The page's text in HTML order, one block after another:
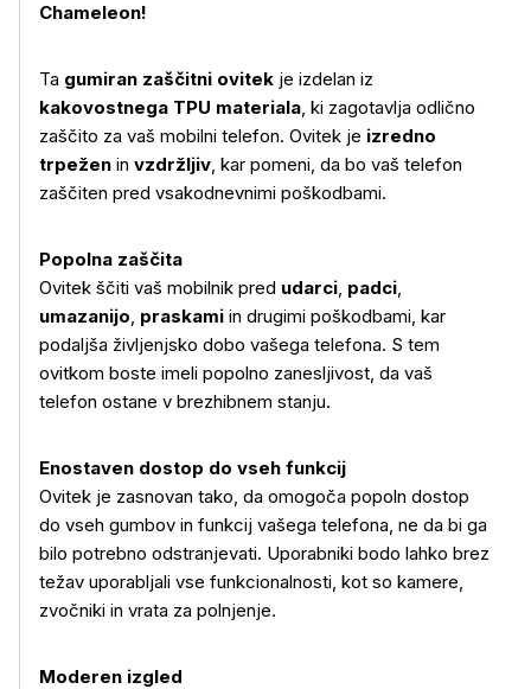
Več o izdelku
Chameleon!
Ta gumiran zaščitni ovitek je izdelan iz
kakovostnega TPU materiala, ki zagotavlja odlično
zaščito za vaš mobilni telefon. Ovitek je izredno
trpežen in vzdržljiv, kar pomeni, da bo vaš telefon
zaščiten pred vsakodnevnimi poškodbami.
Popolna zaščita
Ovitek ščiti vaš mobilnik pred udarci, padci,
umazanijo, praskami in drugimi poškodbami, kar
podaljša življenjsko dobo vašega telefona. S tem
ovitkom boste imeli popolno zanesljivost, da vaš
telefon ostane v brezhibnem stanju.
Enostaven dostop do vseh funkcij
Ovitek je zasnovan tako, da omogoča popoln dostop
do vseh gumbov in funkcij vašega telefona, ne da bi ga
bilo potrebno odstranjevati. Uporabniki bodo lahko brez
težav uporabljali vse funkcionalnosti, kot so kamere,
zvočniki in vrata za polnjenje.
Moderen izgled